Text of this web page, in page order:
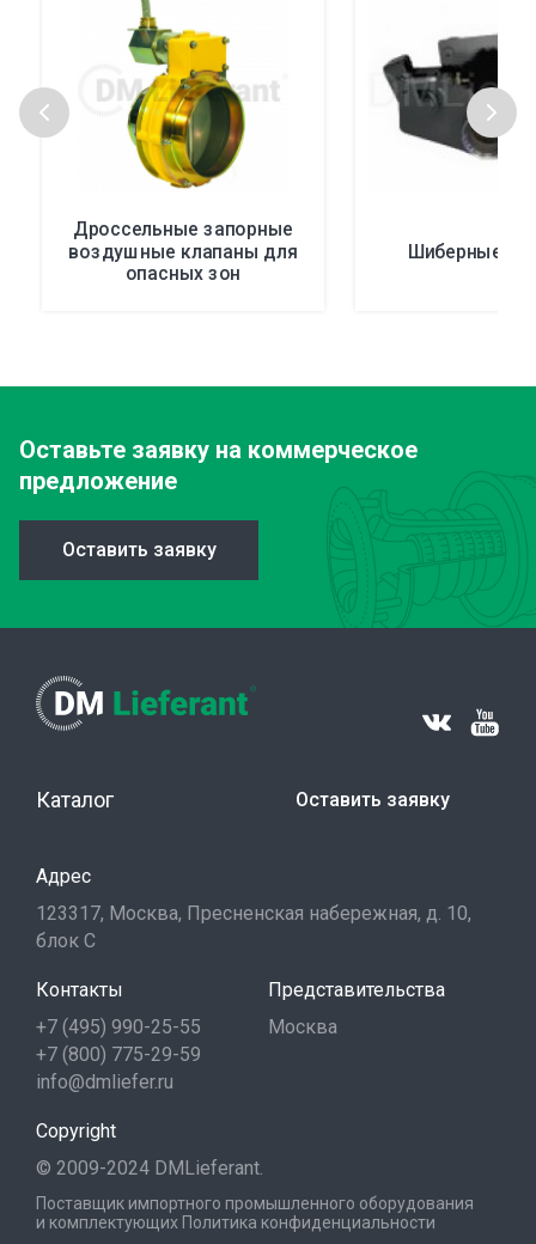
Дроссельные запорные
воздушные клапаны для
опасных зон
Шиберные
Оставьте заявку на коммерческое
предложение
Оставить заявку
Каталог Оставить заявку
Адрес
123317, Москва, Пресненская набережная, д. 10,
блок С
Контакты
+7 (495) 990-25-55
+7 (800) 775-29-59
info@dmliefer.ru
Представительства
Москва
Copyright
© 2009-2024 DMLieferant.
Поставщик импортного промышленного оборудования
и комплектующих Политика конфиденциальности